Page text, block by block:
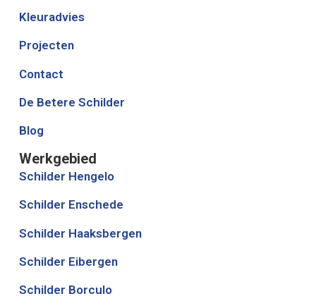
Werkgebied
Schilder Hengelo
Schilder Enschede
Schilder Haaksbergen
Schilder Eibergen
Schilder Borculo
Kleuradvies
Projecten
Contact
De Betere Schilder
Blog